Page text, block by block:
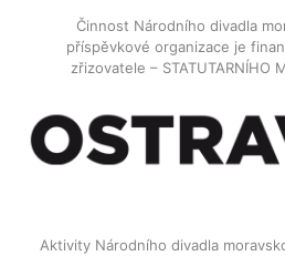
Činnost Národního divadla
příspěvkové organizace je
zřizovatele – STATUTARNÍHO
Aktivity Národního divadla